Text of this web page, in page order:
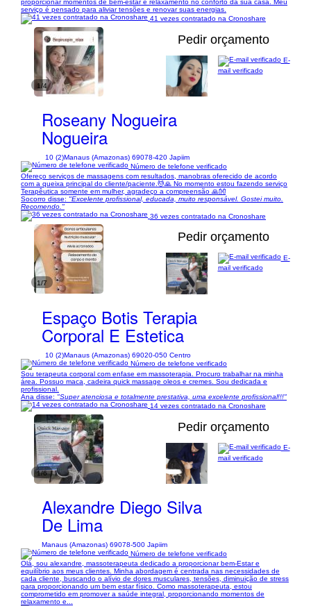
serviço é pensado para aliviar tensões e renovar suas energias.
41 vezes contratado na Cronoshare
1/4
Pedir orçamento
Roseany Nogueira
Nogueira
10 (2)Manaus (Amazonas) 69078-420 Japiim
E-
mail verificado
Número de telefone verificado
Ofereço serviços de massagens com resultados, manobras oferecido de acordo
com a queixa principal do cliente/paciente.💆🙏 No momento estou fazendo serviço
Terapêutica somente em mulher, agradeço a compreensão 🙏👐
Socorro disse: "Excelente profissional, educada, muito responsável. Gostei muito.
Recomendo."
36 vezes contratado na Cronoshare
1/7
Pedir orçamento
Espaço Botis Terapia
Corporal E Estetica
10 (2)Manaus (Amazonas) 69020-050 Centro
E-
mail verificado
Número de telefone verificado
Sou terapeuta corporal com enfase em massoterapia. Procuro trabalhar na minha
área. Possuo maca, cadeira quick massage oleos e cremes. Sou dedicada e
profissional.
Ana disse: "Super atenciosa e totalmente prestativa, uma excelente profissional!!!"
14 vezes contratado na Cronoshare
1/6
Pedir orçamento
Alexandre Diego Silva
De Lima
Manaus (Amazonas) 69078-500 Japiim
E-
mail verificado
Número de telefone verificado
Olá, sou alexandre, massoterapeuta dedicado a proporcionar bem-Estar e
equilíbrio aos meus clientes. Minha abordagem é centrada nas necessidades de
cada cliente, buscando o alívio de dores musculares, tensões, diminuição de stress
para proporcionando um bem estar físico. Como massoterapeuta, estou
comprometido em promover a saúde integral, proporcionando momentos de
relaxamento e...